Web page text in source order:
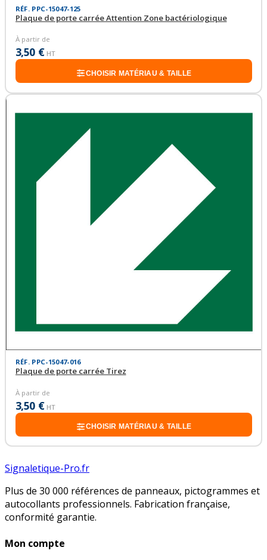
RÉF. PPC-15047-125
Plaque de porte carrée Attention Zone bactériologique
À partir de
3,50 € HT
CHOISIR MATÉRIAU & TAILLE
RÉF. PPC-15047-016
Plaque de porte carrée Tirez
À partir de
3,50 € HT
CHOISIR MATÉRIAU & TAILLE
Signaletique-Pro.fr
Plus de 30 000 références de panneaux, pictogrammes et
autocollants professionnels. Fabrication française,
conformité garantie.
Mon compte